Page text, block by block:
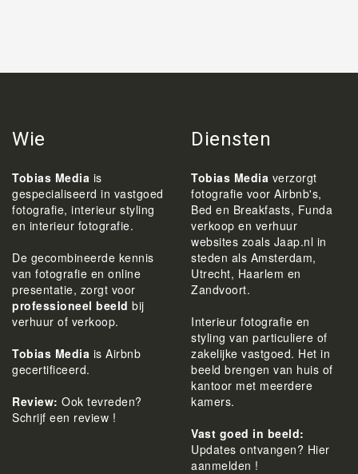
Wie
Tobias Media is
gespecialiseerd in vastgoed
fotografie, interieur styling
en interieur fotografie.
De gecombineerde kennis
van fotografie en online
presentatie, zorgt voor
professioneel beeld bij
verhuur of verkoop.
Tobias Media is Airbnb
gecertificeerd.
Review: Ook tevreden?
Schrijf een review !
Diensten
Tobias Media verzorgt
fotografie voor Airbnb's,
Bed en Breakfasts, Funda
verkoop en verhuur
websites zoals Jaap.nl in
steden als Amsterdam,
Utrecht, Haarlem en
Zandvoort.
Interieur fotografie en
styling van particuliere of
zakelijke vastgoed. Het in
beeld brengen van huis of
kantoor met meerdere
kamers.
Vast goed in beeld:
Updates ontvangen? Hier
aanmelden !